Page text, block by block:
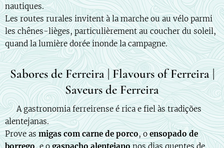
nautiques.
Les routes rurales invitent à la marche ou au vélo parmi
les chênes-lièges, particulièrement au coucher du soleil,
quand la lumière dorée inonde la campagne.
Sabores de Ferreira | Flavours of Ferreira |
Saveurs de Ferreira
🇵🇹 A gastronomia ferreirense é rica e fiel às tradições
alentejanas.
Prove asmigas com carne de porco, oensopado de